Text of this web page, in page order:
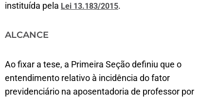
instituída pela Lei 13.183/2015.
ALCANCE
Ao fixar a tese, a Primeira Seção definiu que o
entendimento relativo à incidência do fator
previdenciário na aposentadoria de professor por